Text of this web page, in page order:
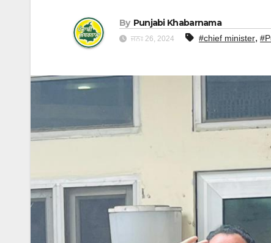
By Punjabi Khabarnama
ਜਨਃ 26, 2024 #chief minister,